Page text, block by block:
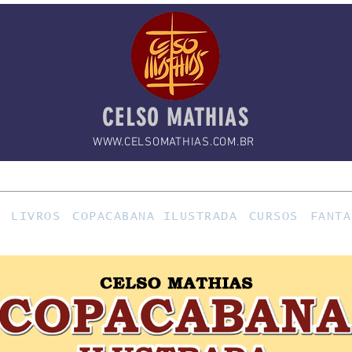
CELSO MATHIAS
WWW.CELSOMATHIAS.COM.BR
LIVROS COPACABANA ILUSTRADA CURSOS